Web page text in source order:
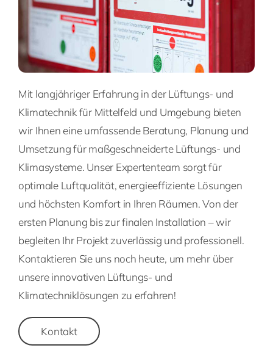
Mit langjähriger Erfahrung in der Lüftungs- und
Klimatechnik für Mittelfeld und Umgebung bieten
wir Ihnen eine umfassende Beratung, Planung und
Umsetzung für maßgeschneiderte Lüftungs- und
Klimasysteme. Unser Expertenteam sorgt für
optimale Luftqualität, energieeffiziente Lösungen
und höchsten Komfort in Ihren Räumen. Von der
ersten Planung bis zur finalen Installation – wir
begleiten Ihr Projekt zuverlässig und professionell.
Kontaktieren Sie uns noch heute, um mehr über
unsere innovativen Lüftungs- und
Klimatechniklösungen zu erfahren!
Kontakt